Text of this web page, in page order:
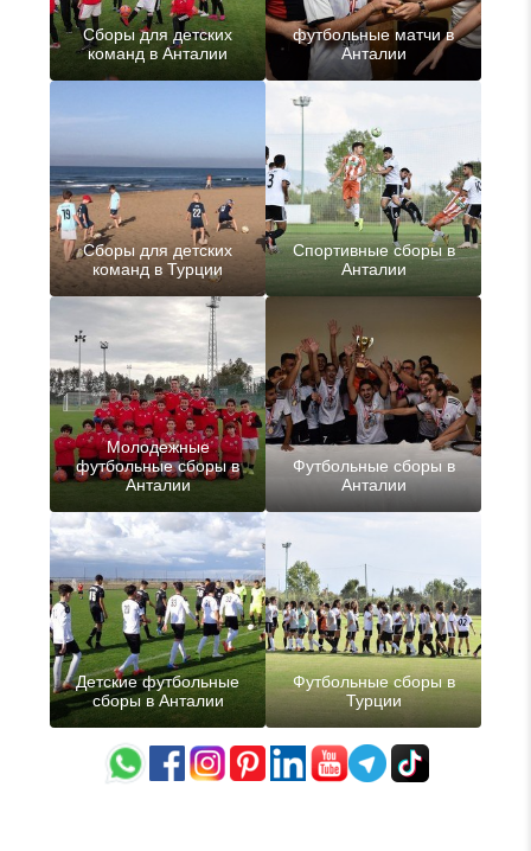
Сборы для детских
команд в Анталии
футбольные матчи в
Анталии
Сборы для детских
команд в Турции
Спортивные сборы в
Анталии
Молодежные
футбольные сборы в
Анталии
Футбольные сборы в
Анталии
Детские футбольные
сборы в Анталии
Футбольные сборы в
Турции